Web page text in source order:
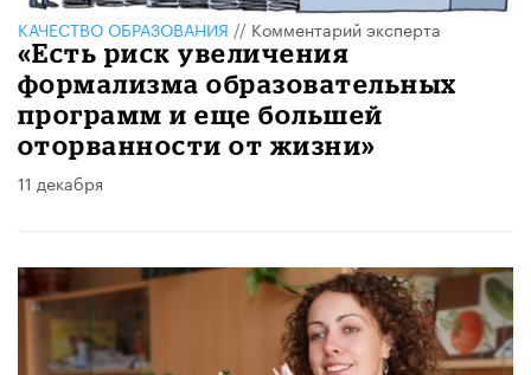
КАЧЕСТВО ОБРАЗОВАНИЯ // Комментарий эксперта
«Есть риск увеличения
формализма образовательных
программ и еще большей
оторванности от жизни»
11 декабря